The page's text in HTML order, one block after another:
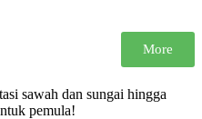
sawah dan sungai hingga
pemula!
More